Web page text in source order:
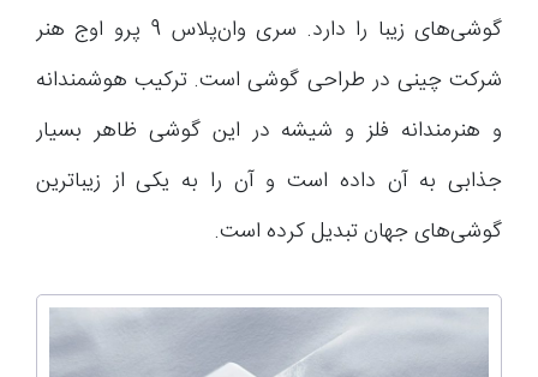
گوشی‌های زیبا را دارد. سری وان‌پلاس 9 پرو اوج هنر
شرکت چینی در طراحی گوشی است. ترکیب هوشمندانه
و هنرمندانه فلز و شیشه در این گوشی ظاهر بسیار
جذابی به آن داده است و آن را به یکی از زیباترین
گوشی‌های جهان تبدیل کرده است.